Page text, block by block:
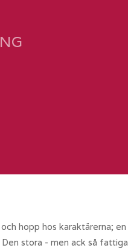
hopp hos karaktärerna; en
stora - men ack så fattiga